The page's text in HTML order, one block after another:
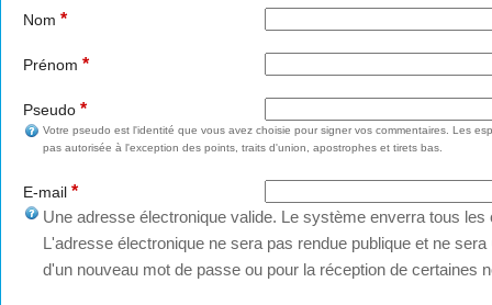
Nom *
Prénom *
Pseudo *
Votre pseudo est l'identité que vous avez choisie pour signer vos commentaires. Les
pas autorisée à l'exception des points, traits d'union, apostrophes et tirets bas.
E-mail *
Une adresse électronique valide. Le système enverra tous
L'adresse électronique ne sera pas rendue publique et ne
d'un nouveau mot de passe ou pour la réception de certaines